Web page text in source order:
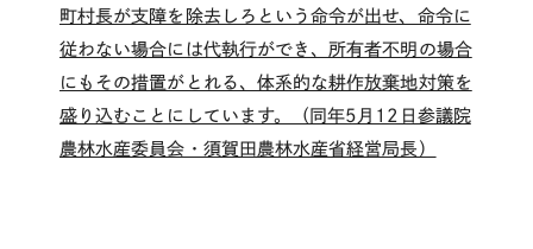
町村長が支障を除去しろという命令が出せ、命令に
従わない場合には代執行ができ、所有者不明の場合
にもその措置がとれる、体系的な耕作放棄地対策を
盛り込むことにしています。（同年5月12日参議院
農林水産委員会・須賀田農林水産省経営局長）